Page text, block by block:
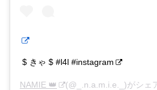
$ きゃ $ #l4l #instagram
NAMIE 👑 (@_.n.a.m.i.e._)がシェ